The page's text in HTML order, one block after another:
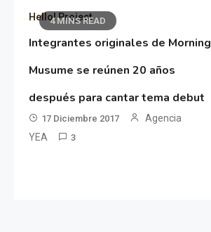
4 MINS READ
Hello! Project
Integrantes originales de Morning
Musume se reúnen 20 años
después para cantar tema debut
17 Diciembre 2017
Agencia
YEA
3